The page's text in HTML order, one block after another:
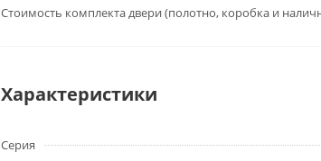
Cтоимость комплекта двери (полотно, коробка и
Характеристики
Серия